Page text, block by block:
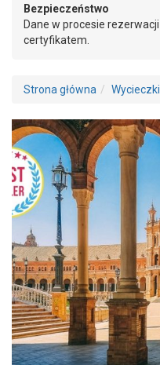
Bezpieczeństwo
Dane w procesie
certyfikatem.
Strona główna Wycieczki